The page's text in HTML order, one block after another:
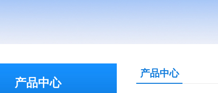
产品中心
产品中心